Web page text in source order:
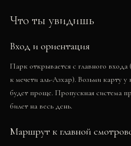
Что ты увидишь
Вход и ориентация
Парк открывается с главного
к мечети аль-Азхар). Возьми карту
будет проще. Пропускная система
билет на весь день.
Маршрут к главной